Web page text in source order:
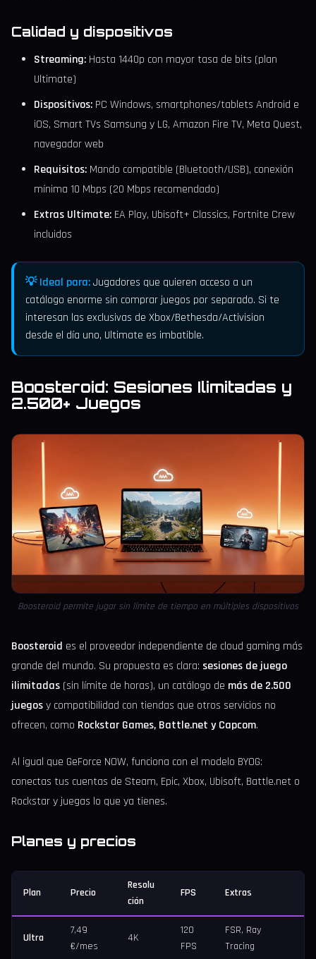
Calidad y dispositivos
Streaming: Hasta 1440p con mayor tasa de bits (plan
Ultimate)
Dispositivos: PC Windows, smartphones/tablets Android e
iOS, Smart TVs Samsung y LG, Amazon Fire TV, Meta Quest,
navegador web
Requisitos: Mando compatible (Bluetooth/USB), conexión
mínima 10 Mbps (20 Mbps recomendado)
Extras Ultimate: EA Play, Ubisoft+ Classics, Fortnite Crew
incluidos
💡 Ideal para:Jugadores que quieren acceso a un
catálogo enorme sin comprar juegos por separado. Si te
interesan las exclusivas de Xbox/Bethesda/Activision
desde el día uno, Ultimate es imbatible.
Boosteroid: Sesiones Ilimitadas y
2.500+ Juegos
Boosteroid permite jugar sin límite de tiempo en múltiples dispositivos
Boosteroid es el proveedor independiente de cloud gaming más
grande del mundo. Su propuesta es clara: sesiones de juego
ilimitadas (sin límite de horas), un catálogo de más de 2.500
juegosy compatibilidad con tiendas que otros servicios no
ofrecen, como Rockstar Games, Battle.net y Capcom.
Al igual que GeForce NOW, funciona con el modelo BYOG:
conectas tus cuentas de Steam, Epic, Xbox, Ubisoft, Battle.net o
Rockstar y juegas lo que ya tienes.
Planes y precios
Plan Precio
Resolu
ción
FPS Extras
Ultra
7,49
€/mes
4K
120
FPS
FSR, Ray
Tracing